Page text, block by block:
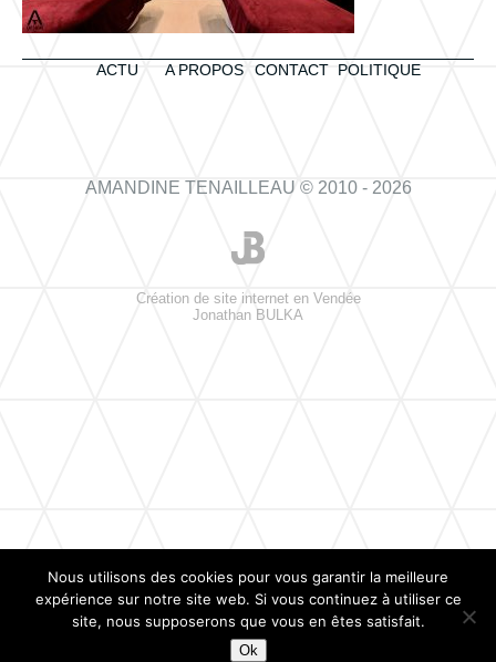
ACTU A PROPOS CONTACT POLITIQUE
AMANDINE TENAILLEAU © 2010 - 2026
Création de site internet en Vendée
Jonathan BULKA
Nous utilisons des cookies pour vous garantir la meilleure
expérience sur notre site web. Si vous continuez à utiliser ce
site, nous supposerons que vous en êtes satisfait.
Ok